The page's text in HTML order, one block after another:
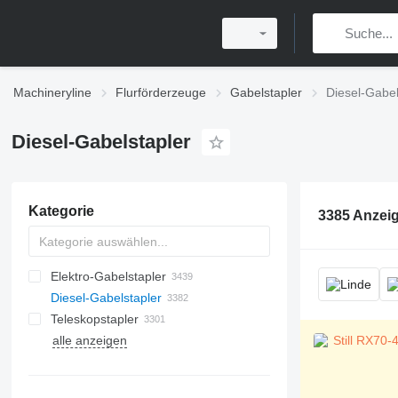
Machineryline Flurförderzeuge Gabelstapler Diesel-
Diesel-Gabelstapler
Kategorie
Elektro-Gabelstapler
Diesel-Gabelstapler
Teleskopstapler
alle anzeigen
3385